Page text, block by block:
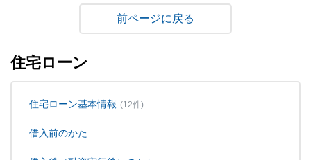
戻る
住宅ローン
住宅ローン基本情報 (12件)
借入前のかた